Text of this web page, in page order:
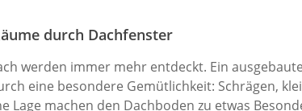
durch Dachfenster
werden immer mehr entdeckt. Ein
eine besondere Gemütlichkeit: Schrägen,
Lage machen den Dachboden zu etwas